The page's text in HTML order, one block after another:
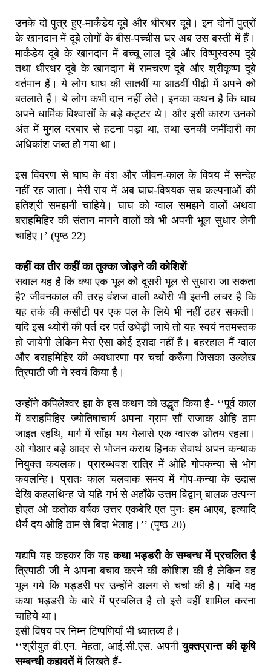
उनके दो पुत्र हुए-मार्कंडेय दूबे और धीरधर दूबे। इन दोनों पुत्रों
के खानदान में दूबे लोगों के बीस-पच्चीस घर अब उस बस्ती में हैं।
मार्कंडेय दूबे के खानदान में बच्चू लाल दूबे और विष्णुस्वरुप दूबे
तथा धीरधर दूबे के खानदान में रामचरण दूबे और श्रीकृष्ण दूबे
वर्तमान हैं। ये लोग घाघ की सातवीं या आठवीं पीढ़ी में अपने को
बतलाते हैं। ये लोग कभी दान नहीं लेते। इनका कथन है कि घाघ
अपने धार्मिक विश्वासों के बड़े कट्टर थे। और इसी कारण उनको
अंत में मुगल दरबार से हटना पड़ा था, तथा उनकी जमींदारी का
अधिकांश जब्त हो गया था।
इस विवरण से घाघ के वंश और जीवन-काल के विषय में सन्देह
नहीं रह जाता। मेरी राय में अब घाघ-विषयक सब कल्पनाओं की
इतिश्री समझनी चाहिये। घाघ को ग्वाल समझने वालों अथवा
बराहमिहिर की संतान मानने वालों को भी अपनी भूल सुधार लेनी
चाहिए।’ (पृष्ठ 22)
कहीं का तीर कहीं का तुक्का जोड़ने की कोशिशें
सवाल यह है कि क्या एक भूल को दूसरी भूल से सुधारा जा सकता
है? जीवनकाल की तरह वंशज वाली थ्योेरी भी इतनी लचर है कि
यह तर्क की कसौटी पर एक पल के लिये भी नहीं ठहर सकती।
यदि इस थ्योरी की पर्त दर पर्त उधेड़ी जाये तो यह स्वयं नतमस्तक
हो जायेगी लेकिन मेरा ऐसा कोई इरादा नहीं है। बहरहाल मैं ग्वाल
और बराहमिहिर की अवधारणा पर चर्चा करूँगा जिसका उल्लेख
त्रिपाठी जी ने स्वयं किया है।
उन्होंने कपिलेश्वर झा के इस कथन को उद्धृत किया है- ‘‘पूर्व काल
में वराहमिहिर ज्योतिषाचार्य अपना ग्राम सौं राजाक ओहि ठाम
जाइत रहथि, मार्ग में साँझ भय गेलासे एक ग्वारक ओतय रहला।
ओ गोआर बड़े आदर से भोजन कराय हिनक सेवार्थ अपन कन्याक
नियुक्त कयलक। प्रारब्धवश रात्रि में ओहि गोपकन्या से भोग
कयलन्हि। प्रातः काल चलवाक समय में गोप-कन्या के उदास
देखि कहलथिन्ह जे यहि गर्भ से अहाँके उत्तम विद्वान् बालक उत्पन्न
होएत ओ कतोक वर्षक उत्तर एकबेरि एत पुनः हम आएब, इत्यादि
धैर्य दय ओहि ठाम से बिदा भेलाह।’’ (पृष्ठ 20)
यद्यपि यह कहकर कि यहकथा भड्डरी के सम्बन्ध में प्रचलित है
त्रिपाठी जी ने अपना बचाव करने की कोशिश की है लेकिन वह
भूल गये कि भड्डरी पर उन्होंने अलग से चर्चा की है। यदि यह
कथा भड्डरी के बारे में प्रचलित है तो इसे वहीं शामिल करना
चाहिये था।
इसी विषय पर निम्न टिप्पणियाँ भी ध्यातव्य है।
‘‘श्रीयुत वी.एन. मेहता, आई.सी.एस. अपनीयुक्तप्रान्त की कृषि
सम्बन्धी कहावतेंमें लिखते हैं-